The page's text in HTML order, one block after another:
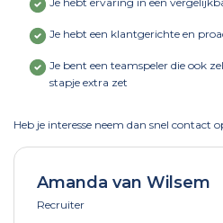
Je hebt een klantgerichte en
Je bent een teamspeler die ook
stapje extra zet
Heb je interesse neem dan snel contact
Amanda van Wilsem
Recruiter